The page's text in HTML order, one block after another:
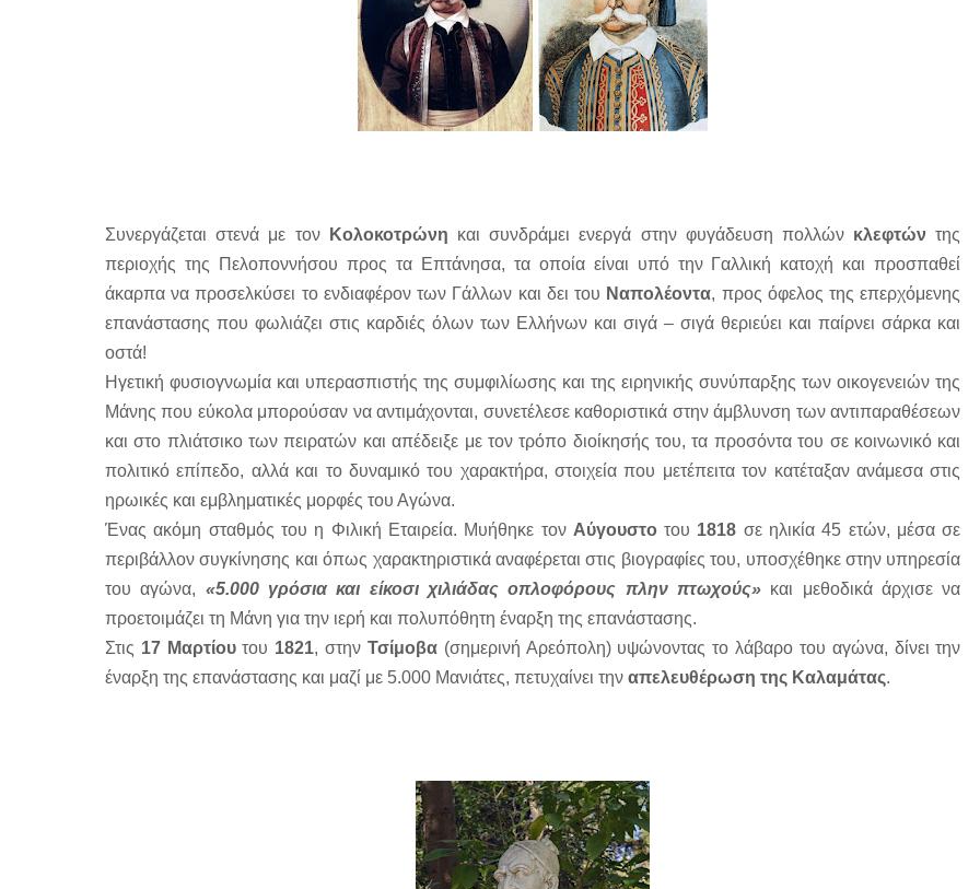
Συνεργάζεται στενά με τον Κολοκοτρώνη και συνδράμει ενεργά στην φυγάδευση πολλών κλεφτών της
περιοχής της Πελοποννήσου προς τα Επτάνησα, τα οποία είναι υπό την Γαλλική κατοχή και προσπαθεί
άκαρπα να προσελκύσει το ενδιαφέρον των Γάλλων και δει του Ναπολέοντα, προς όφελος της επερχόμενης
επανάστασης που φωλιάζει στις καρδιές όλων των Ελλήνων και σιγά – σιγά θεριεύει και παίρνει σάρκα και
οστά!
Ηγετική φυσιογνωμία και υπερασπιστής της συμφιλίωσης και της ειρηνικής συνύπαρξης των οικογενειών της
Μάνης που εύκολα μπορούσαν να αντιμάχονται, συνετέλεσε καθοριστικά στην άμβλυνση των αντιπαραθέσεων
και στο πλιάτσικο των πειρατών και απέδειξε με τον τρόπο διοίκησής του, τα προσόντα του σε κοινωνικό και
πολιτικό επίπεδο, αλλά και το δυναμικό του χαρακτήρα, στοιχεία που μετέπειτα τον κατέταξαν ανάμεσα στις
ηρωικές και εμβληματικές μορφές του Αγώνα.
Ένας ακόμη σταθμός του η Φιλική Εταιρεία. Μυήθηκε τον Αύγουστο του 1818 σε ηλικία 45 ετών, μέσα σε
περιβάλλον συγκίνησης και όπως χαρακτηριστικά αναφέρεται στις βιογραφίες του, υποσχέθηκε στην υπηρεσία
του αγώνα, «5.000 γρόσια και είκοσι χιλιάδας οπλοφόρους πλην πτωχούς» και μεθοδικά άρχισε να
προετοιμάζει τη Μάνη για την ιερή και πολυπόθητη έναρξη της επανάστασης.
Στις 17 Μαρτίουτου 1821, στην Τσίμοβα(σημερινή Αρεόπολη) υψώνοντας το λάβαρο του αγώνα, δίνει την
έναρξη της επανάστασης και μαζί με 5.000 Μανιάτες, πετυχαίνει την απελευθέρωση της Καλαμάτας.